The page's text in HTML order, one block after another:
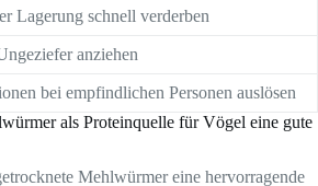
Lagerung schnell verderben
anziehen
bei empfindlichen Personen auslösen
als Proteinquelle für Vögel eine gute
Mehlwürmer eine hervorragende